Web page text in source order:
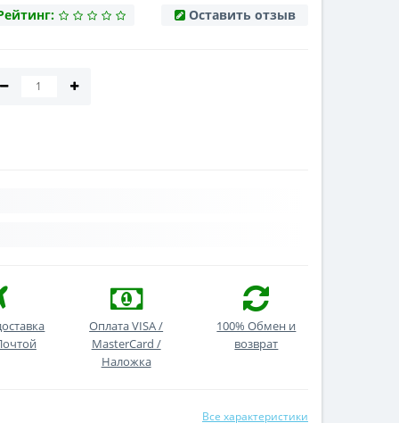
Оставить отзыв
Оплата VISA /
MasterCard /
Наложка
100% Обмен и
возврат
Все характеристики